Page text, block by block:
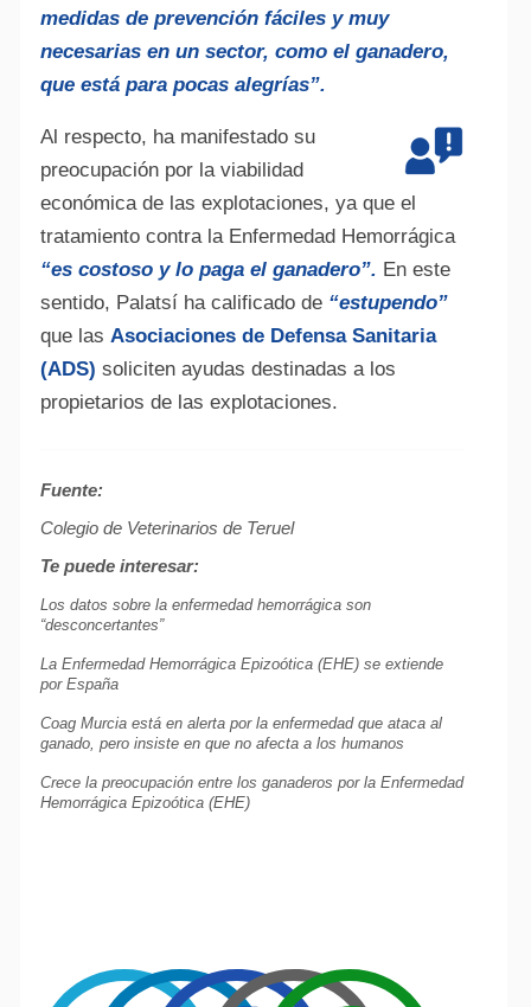
medidas de prevención fáciles y muy
necesarias en un sector, como el ganadero,
que está para pocas alegrías”.
Al respecto, ha manifestado su
preocupación por la viabilidad
económica de las explotaciones, ya que el
tratamiento contra la Enfermedad Hemorrágica
“es costoso y lo paga el ganadero”. En este
sentido, Palatsí ha calificado de “estupendo”
que las Asociaciones de Defensa Sanitaria
(ADS) soliciten ayudas destinadas a los
propietarios de las explotaciones.
Fuente:
Colegio de Veterinarios de Teruel
Te puede interesar:
Los datos sobre la enfermedad hemorrágica son
“desconcertantes”
La Enfermedad Hemorrágica Epizoótica (EHE) se extiende
por España
Coag Murcia está en alerta por la enfermedad que ataca al
ganado, pero insiste en que no afecta a los humanos
Crece la preocupación entre los ganaderos por la Enfermedad
Hemorrágica Epizoótica (EHE)